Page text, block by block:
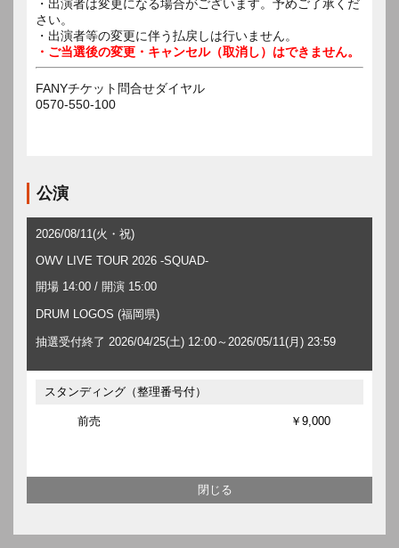
・出演者は変更になる場合がございます。予めご了承くだ
さい。
・出演者等の変更に伴う払戻しは行いません。
・ご当選後の変更・キャンセル（取消し）はできません。
FANYチケット問合せダイヤル
0570-550-100
公演
2026/08/11(火・祝)
OWV LIVE TOUR 2026 -SQUAD-
開場 14:00 / 開演 15:00
DRUM LOGOS (福岡県)
抽選受付終了 2026/04/25(土) 12:00～2026/05/11(月) 23:59
スタンディング（整理番号付）
前売 ￥9,000